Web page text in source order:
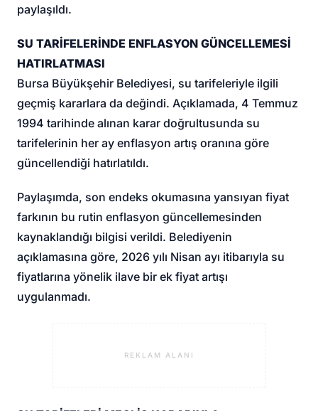
paylaşıldı.
SU TARİFELERİNDE ENFLASYON GÜNCELLEMESİ
HATIRLATMASI
Bursa Büyükşehir Belediyesi, su tarifeleriyle ilgili
geçmiş kararlara da değindi. Açıklamada, 4 Temmuz
1994 tarihinde alınan karar doğrultusunda su
tarifelerinin her ay enflasyon artış oranına göre
güncellendiği hatırlatıldı.
Paylaşımda, son endeks okumasına yansıyan fiyat
farkının bu rutin enflasyon güncellemesinden
kaynaklandığı bilgisi verildi. Belediyenin
açıklamasına göre, 2026 yılı Nisan ayı itibarıyla su
fiyatlarına yönelik ilave bir ek fiyat artışı
uygulanmadı.
REKLAM ALANI